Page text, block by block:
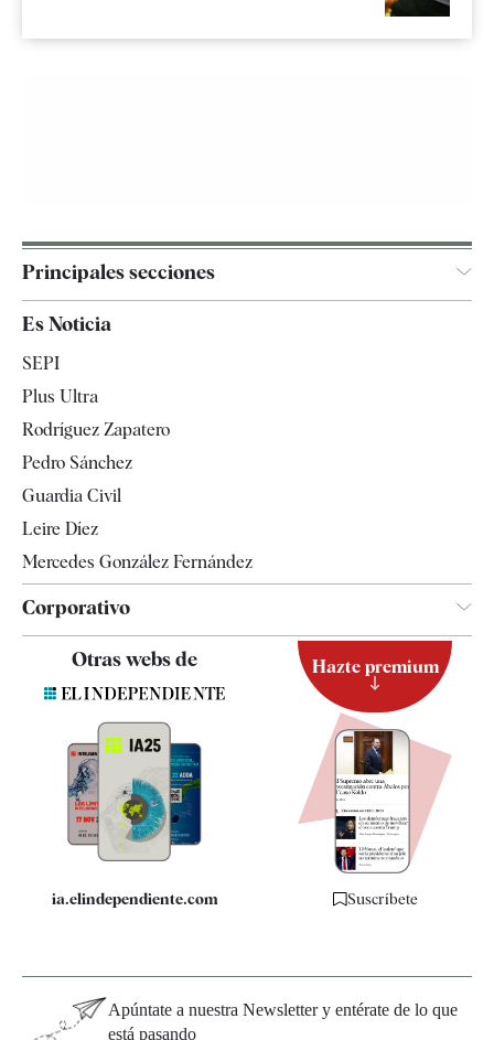
Principales secciones
Televisión
Es Noticia
SEPI
Plus Ultra
Rodríguez Zapatero
Pedro Sánchez
Guardia Civil
Leire Díez
Mercedes González Fernández
Corporativo
Quiénes somos
Especificaciones
Otras webs de
ia.elindependiente.com
Hazte premium
Suscríbete
Apúntate a nuestra Newsletter y entérate de lo que
está pasando